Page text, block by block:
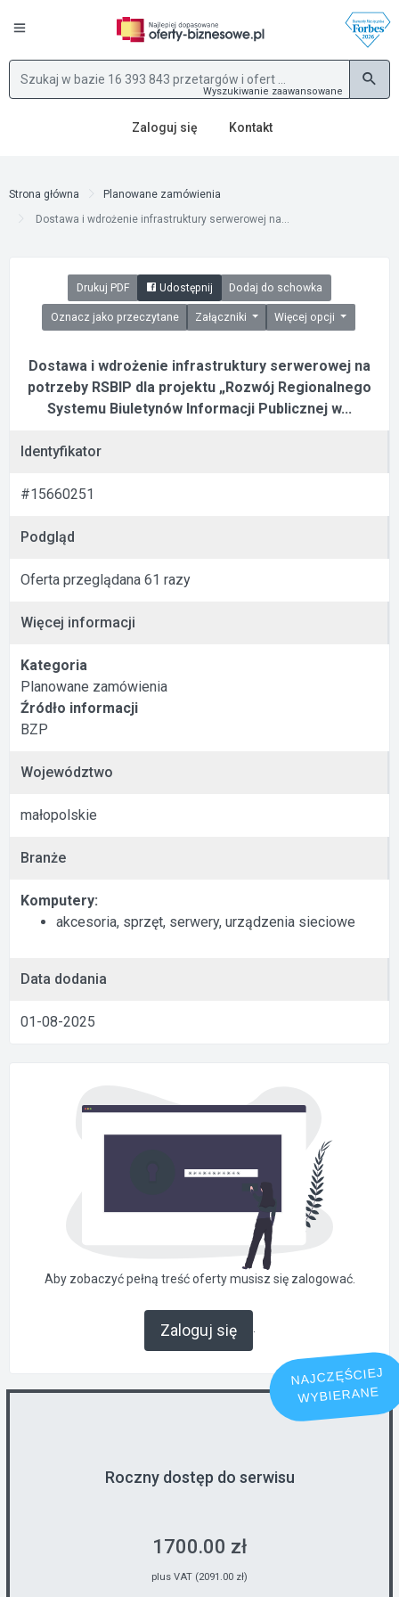
Wyszukiwanie zaawansowane
Zaloguj się Kontakt
Strona główna
Planowane zamówienia
Dostawa i wdrożenie infrastruktury serwerowej na...
Drukuj PDF Udostępnij Dodaj do schowka
Oznacz jako przeczytane Załączniki Więcej opcji
Dostawa i wdrożenie infrastruktury serwerowej na
potrzeby RSBIP dla projektu „Rozwój Regionalnego
Systemu Biuletynów Informacji Publicznej w...
Identyfikator
#15660251
Podgląd
Oferta przeglądana 61 razy
Więcej informacji
Kategoria
Planowane zamówienia
Źródło informacji
BZP
Województwo
małopolskie
Branże
Komputery:
akcesoria, sprzęt, serwery, urządzenia sieciowe
Data dodania
01-08-2025
Aby zobaczyć pełną treść oferty musisz się zalogować.
Zaloguj się .
NAJCZĘŚCIEJ
WYBIERANE
Roczny dostęp do serwisu
1700.00 zł
plus VAT (2091.00 zł)